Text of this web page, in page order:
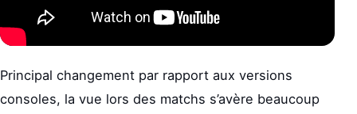
Principal changement par rapport aux versions
consoles, la vue lors des matchs s’avère beaucoup